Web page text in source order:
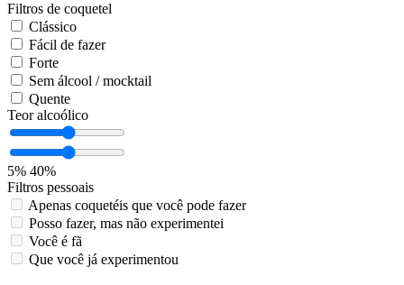
Filtros de coquetel
Clássico
Fácil de fazer
Forte
Sem álcool / mocktail
Quente
Teor alcoólico
5% 40%
Filtros pessoais
Apenas coquetéis que você pode fazer
Posso fazer, mas não experimentei
Você é fã
Que você já experimentou